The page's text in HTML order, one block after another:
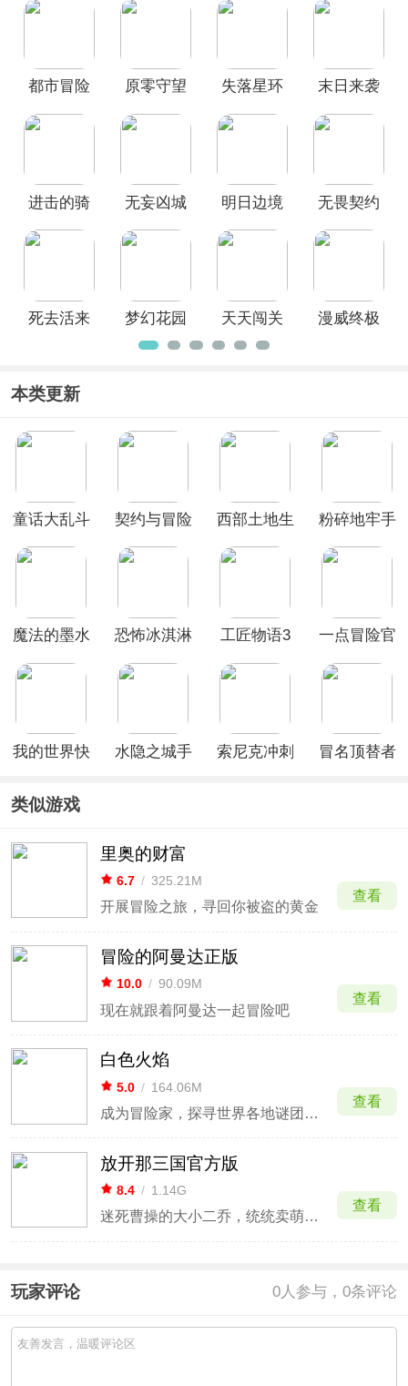
游、梦幻花园、明日边境、都市冒险高
戏多采用厚重线条、强对比色彩和夸张
设定塑造角色与场景，沉浸感十足。如
想尝试风格更“燃”、美术表现效果更具
都市冒险
原零守望
失落星环
末日来袭
进击的骑
无妄凶城
明日边境
无畏契约
死去活来
梦幻花园
官方正版
天天闯关
漫威终极
本类更新
童话大乱斗
契约与冒险
西部土地生
最新版
粉碎地牢手
魔法的墨水
恐怖冰淇淋
工匠物语3
一点冒险官
我的世界快
水隐之城手
索尼克冲刺
冒名顶替者
类似游戏
里奥的财富
6.7 / 325.21M
开展冒险之旅，寻回你被盗的黄金
查看
冒险的阿曼达正版
10.0 / 90.09M
现在就跟着阿曼达一起冒险吧
查看
白色火焰
5.0 / 164.06M
成为冒险家，探寻世界各地谜团的答案
查看
放开那三国官方版
8.4 / 1.14G
迷死曹操的大小二乔，统统卖萌来袭
查看
玩家评论 0人参与，0条评论